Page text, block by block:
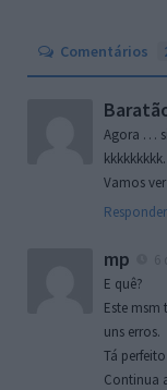
Comentários
Agora …
Vamos
Responder
mp
E quê?
Este
uns erros.
Tá
Continua